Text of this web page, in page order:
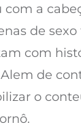
a
de
com
de
o